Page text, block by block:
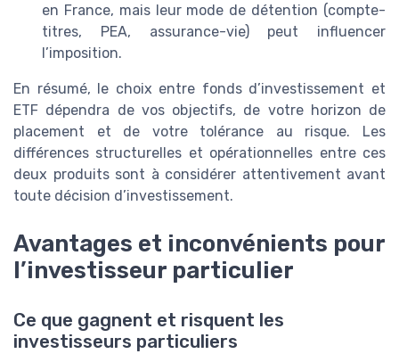
en France, mais leur mode de détention (compte-
titres, PEA, assurance-vie) peut influencer
l’imposition.
En résumé, le choix entre fonds d’investissement et
ETF dépendra de vos objectifs, de votre horizon de
placement et de votre tolérance au risque. Les
différences structurelles et opérationnelles entre ces
deux produits sont à considérer attentivement avant
toute décision d’investissement.
Avantages et inconvénients pour
l’investisseur particulier
Ce que gagnent et risquent les
investisseurs particuliers